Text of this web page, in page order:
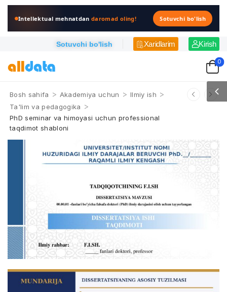
Intellektual mehnatdandaromad oling! Sotuvchi bo'lish
Sotuvchi bo'lish Xaridlarim Kirish
0
Bosh sahifa > Akademiya uchun > Ilmiy ish >
Ta'lim va pedagogika >
PhD seminar va himoyasi uchun professional
taqdimot shabloni